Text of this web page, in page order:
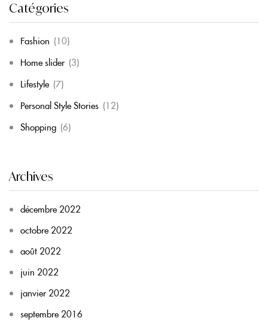
Catégories
Fashion (10)
Home slider (3)
Lifestyle (7)
Personal Style Stories (12)
Shopping (6)
Archives
décembre 2022
octobre 2022
août 2022
juin 2022
janvier 2022
septembre 2016